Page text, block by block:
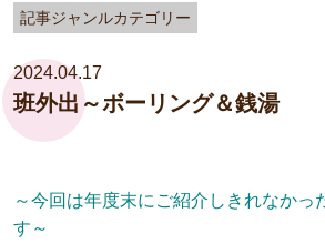
記事ジャンルカテゴリー
2024.04.17
班外出～ボーリング＆銭湯
～今回は年度末にご紹介しきれなかっ
す～